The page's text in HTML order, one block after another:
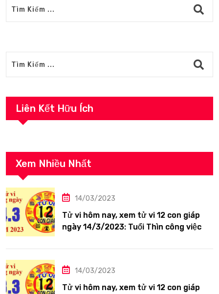
Liên Kết Hữu Ích
Xem Nhiều Nhất
14/03/2023
Tử vi hôm nay, xem tử vi 12 con giáp
ngày 14/3/2023: Tuổi Thìn công việc
14/03/2023
Tử vi hôm nay, xem tử vi 12 con giáp